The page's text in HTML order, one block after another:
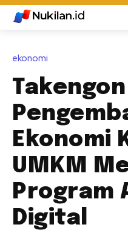
ekonomi
Ekonomi
UMKM
Program
Digital